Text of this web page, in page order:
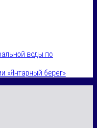
воды по
«Янтарный берег»